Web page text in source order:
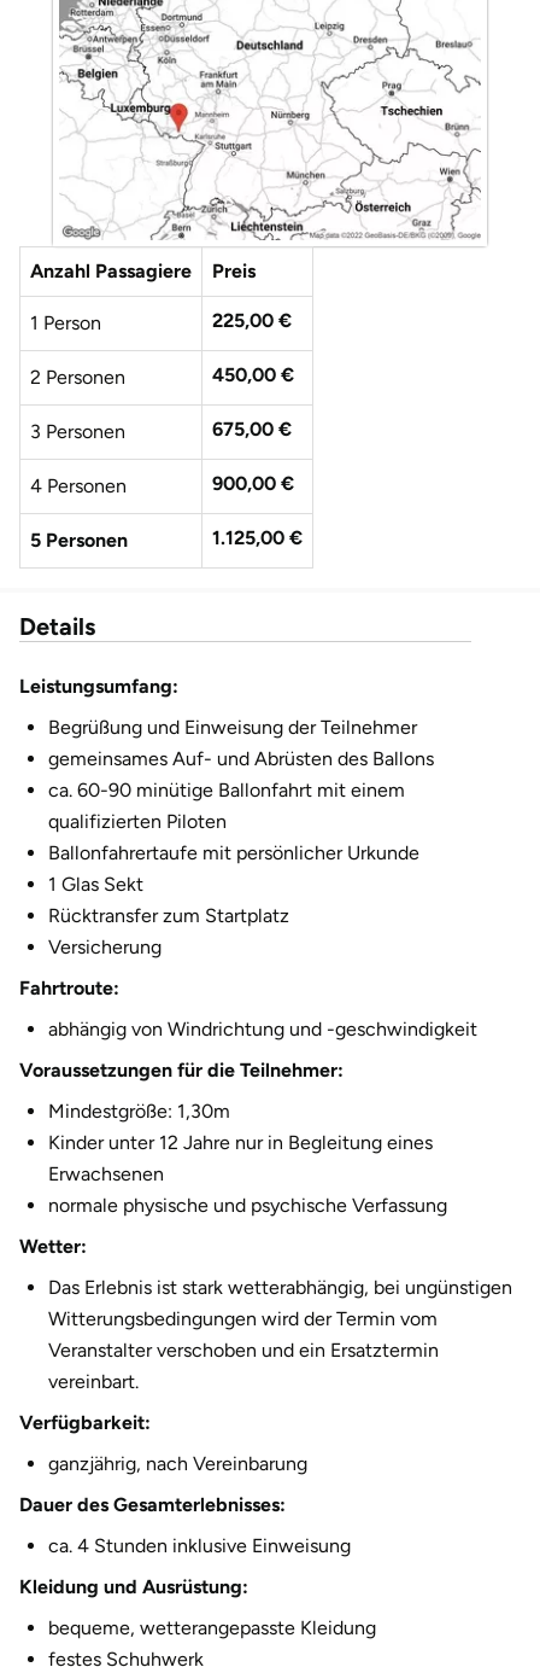
Anzahl Passagiere Preis
1 Person 225,00 €
2 Personen 450,00 €
3 Personen 675,00 €
4 Personen 900,00 €
5 Personen 1.125,00 €
Details
Leistungsumfang:
Begrüßung und Einweisung der Teilnehmer
gemeinsames Auf- und Abrüsten des Ballons
ca. 60-90 minütige Ballonfahrt mit einem
qualifizierten Piloten
Ballonfahrertaufe mit persönlicher Urkunde
1 Glas Sekt
Rücktransfer zum Startplatz
Versicherung
Fahrtroute:
abhängig von Windrichtung und -geschwindigkeit
Voraussetzungen für die Teilnehmer:
Mindestgröße: 1,30m
Kinder unter 12 Jahre nur in Begleitung eines
Erwachsenen
normale physische und psychische Verfassung
Wetter:
Das Erlebnis ist stark wetterabhängig, bei ungünstigen
Witterungsbedingungen wird der Termin vom
Veranstalter verschoben und ein Ersatztermin
vereinbart.
Verfügbarkeit:
ganzjährig, nach Vereinbarung
Dauer des Gesamterlebnisses:
ca. 4 Stunden inklusive Einweisung
Kleidung und Ausrüstung:
bequeme, wetterangepasste Kleidung
festes Schuhwerk